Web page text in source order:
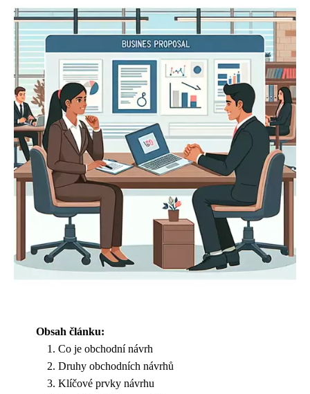
Obsah článku:
Co je obchodní návrh
Druhy obchodních návrhů
Klíčové prvky návrhu